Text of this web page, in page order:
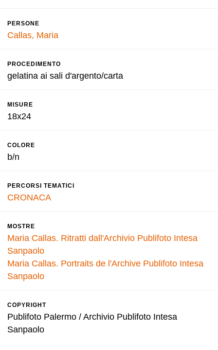
PERSONE
Callas, Maria
PROCEDIMENTO
gelatina ai sali d'argento/carta
MISURE
18x24
COLORE
b/n
PERCORSI TEMATICI
CRONACA
MOSTRE
Maria Callas. Ritratti dall'Archivio Publifoto Intesa
Sanpaolo
Maria Callas. Portraits de l'Archive Publifoto Intesa
Sanpaolo
COPYRIGHT
Publifoto Palermo / Archivio Publifoto Intesa
Sanpaolo